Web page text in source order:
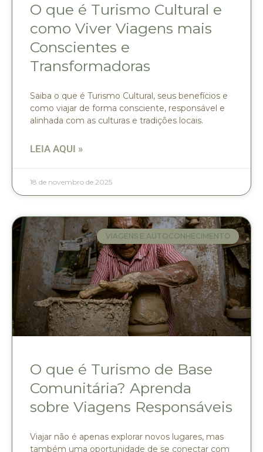
O que é Turismo Cultural e
como Viver Viagens mais
Conscientes e
Transformadoras
Saiba o que é Turismo Cultural, seus benefícios e
como viajar de forma consciente, responsável e
alinhada com as culturas e tradições locais.
LEIA AQUI »
18 de novembro de 2025
VIAGENS E AUTOCONHECIMENTO
O que é Turismo de Base
Comunitária? Aprenda
sobre Viagens Responsáveis
Viajar não é apenas explorar novos lugares, mas
também uma oportunidade de se conectar com